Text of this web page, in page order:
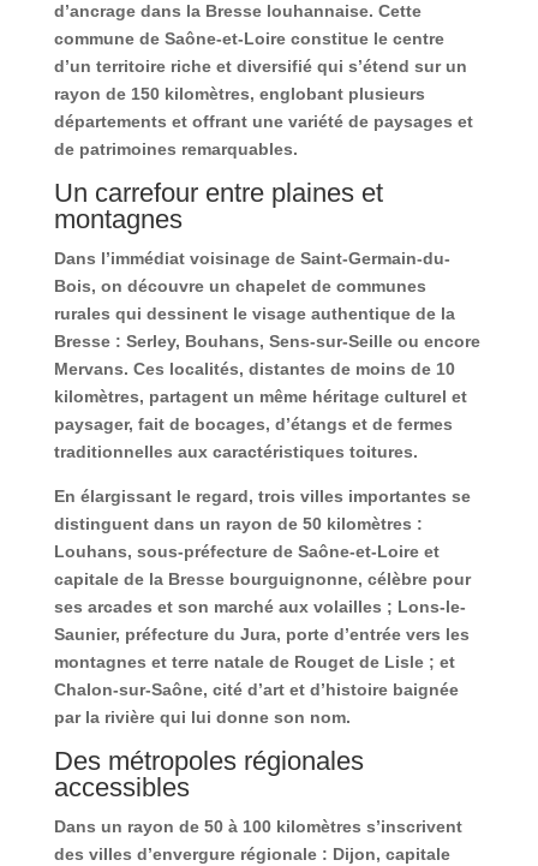
d’ancrage dans la Bresse louhannaise. Cette
commune de Saône-et-Loire constitue le centre
d’un territoire riche et diversifié qui s’étend sur un
rayon de 150 kilomètres, englobant plusieurs
départements et offrant une variété de paysages et
de patrimoines remarquables.
Un carrefour entre plaines et
montagnes
Dans l’immédiat voisinage de Saint-Germain-du-
Bois, on découvre un chapelet de communes
rurales qui dessinent le visage authentique de la
Bresse : Serley, Bouhans, Sens-sur-Seille ou encore
Mervans. Ces localités, distantes de moins de 10
kilomètres, partagent un même héritage culturel et
paysager, fait de bocages, d’étangs et de fermes
traditionnelles aux caractéristiques toitures.
En élargissant le regard, trois villes importantes se
distinguent dans un rayon de 50 kilomètres :
Louhans, sous-préfecture de Saône-et-Loire et
capitale de la Bresse bourguignonne, célèbre pour
ses arcades et son marché aux volailles ; Lons-le-
Saunier, préfecture du Jura, porte d’entrée vers les
montagnes et terre natale de Rouget de Lisle ; et
Chalon-sur-Saône, cité d’art et d’histoire baignée
par la rivière qui lui donne son nom.
Des métropoles régionales
accessibles
Dans un rayon de 50 à 100 kilomètres s’inscrivent
des villes d’envergure régionale : Dijon, capitale